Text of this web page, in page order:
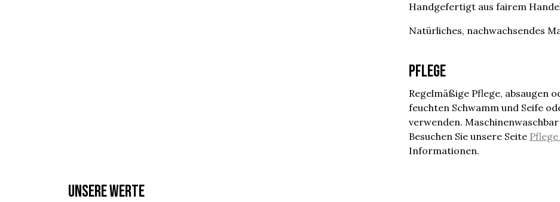
Handgefertigt aus fairem
Natürliches, nachwachsendes
Pflege
Regelmäßige Pflege, absaugen
feuchten Schwamm und Seife
verwenden.
Besuchen Sie unsere Seite
Informationen.
UNSERE WERTE